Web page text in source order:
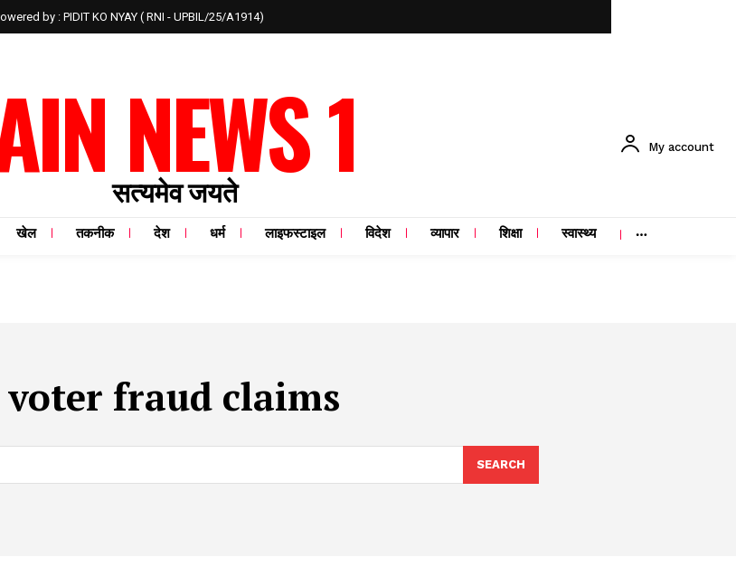
by : PIDIT KO NYAY ( RNI - UPBIL/25/A1914)
NEWS 1
सत्यमेव जयते
My account
खेल तकनीक देश धर्म लाइफस्टाइल विदेश व्यापार शिक्षा स्वास्थ्य
voter fraud claims
SEARCH